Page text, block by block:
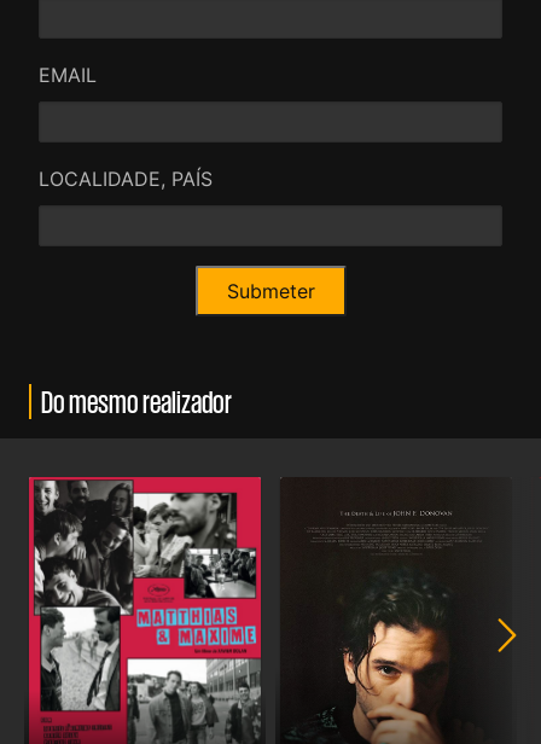
EMAIL
LOCALIDADE, PAÍS
Do mesmo realizador